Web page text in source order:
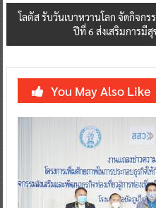
โลตัส รับวันเบาหวานโลก จัดกิจก
ปีที่ 6 ส่งเสริมการมี
You May Also Like